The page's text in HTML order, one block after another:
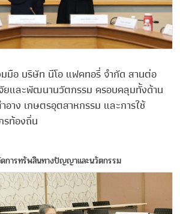
มือ บริษัท นีโอ แฟคทอรี่ จำกัด สานต่อ
ยและพัฒนานวัตกรรม ครอบคลุมทั้งด้าน
อาง เกษตรอุตสาหกรรม และการใช้
รท้องถิ่น
การทรัพสินทางปัญญาและนวัตกรรม